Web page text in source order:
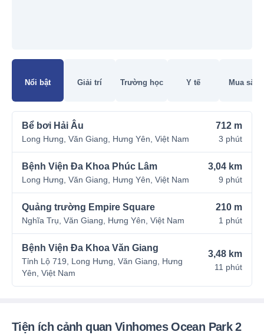
Nổi bật Giải trí Trường học Y tế Mua sắm
Bể bơi Hải Âu
Long Hưng, Văn Giang, Hưng Yên, Việt Nam
712 m
3 phút
Bệnh Viện Đa Khoa Phúc Lâm
Long Hưng, Văn Giang, Hưng Yên, Việt Nam
3,04 km
9 phút
Quảng trường Empire Square
Nghĩa Trụ, Văn Giang, Hưng Yên, Việt Nam
210 m
1 phút
Bệnh Viện Đa Khoa Văn Giang
Tỉnh Lộ 719, Long Hưng, Văn Giang, Hưng
Yên, Việt Nam
3,48 km
11 phút
Tiện ích cảnh quan Vinhomes Ocean Park 2